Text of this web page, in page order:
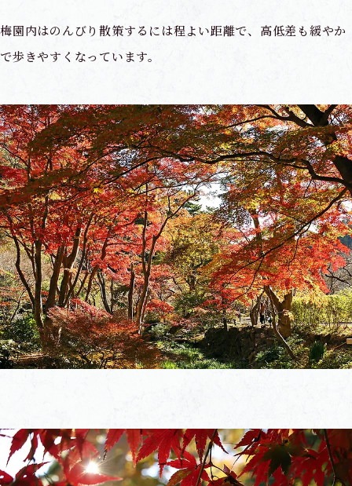
梅園内はのんびり散策するには程よい距離で、高低差も緩やか
で歩きやすくなっています。